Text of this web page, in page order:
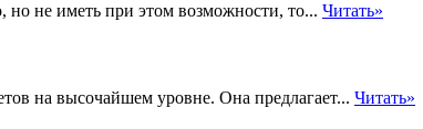
но не иметь при этом возможности, то... Читать»
на высочайшем уровне. Она предлагает... Читать»